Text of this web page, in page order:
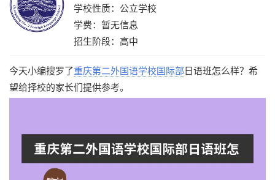
学校性质：公立学校
学费：暂无信息
招生阶段：高中
今天小编搜罗了重庆第二外国语学校国际部日语班怎么样？希
望给择校的家长们提供参考。